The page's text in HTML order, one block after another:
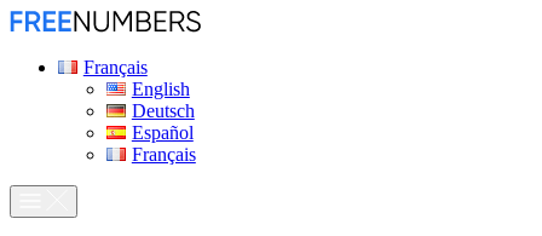
Français
English
Deutsch
Español
Français